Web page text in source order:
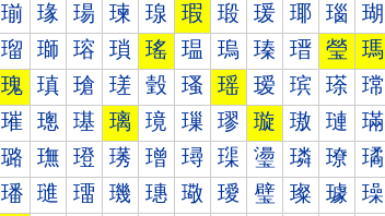
瑐 瑑 瑒 瑓 瑔 瑕 瑖 瑗 瑘 瑙 瑚
瑠 瑡 瑢 瑣 瑤 瑥 瑦 瑧 瑨 瑩 瑪
瑰 瑱 瑲 瑳 瑴 瑵 瑶 瑷 瑸 瑹 瑺
璀 璁 璂 璃 璄 璅 璆 璇 璈 璉 璊
璐 璑 璒 璓 璔 璕 璖 璗 璘 璙 璚
璠 璡 璢 璣 璤 璥 璦 璧 璨 璩 璪